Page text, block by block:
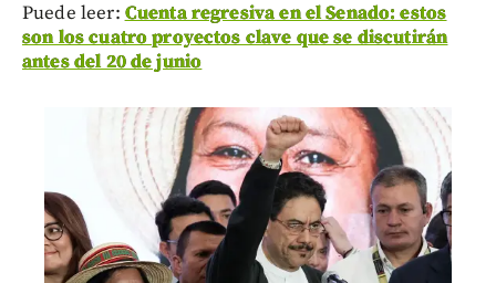
Puede leer: Cuenta regresiva en el Senado: estos
son los cuatro proyectos clave que se discutirán
antes del 20 de junio